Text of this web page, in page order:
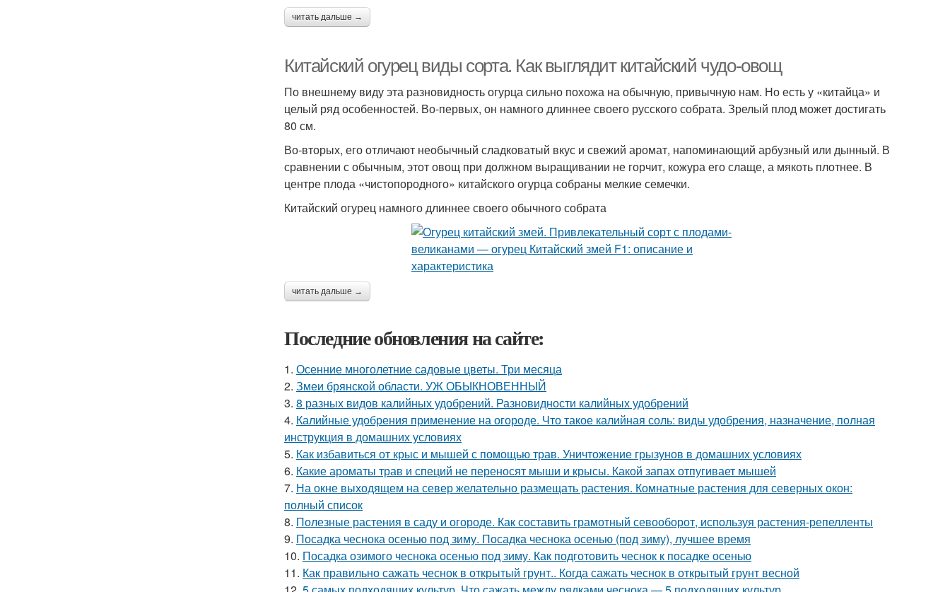
читать дальше →
Китайский огурец виды сорта. Как выглядит китайский чудо-овощ
По внешнему виду эта разновидность огурца сильно похожа на обычную, привычную нам. Но есть у «китайца» и
целый ряд особенностей. Во-первых, он намного длиннее своего русского собрата. Зрелый плод может достигать
80 см.
Во-вторых, его отличают необычный сладковатый вкус и свежий аромат, напоминающий арбузный или дынный. В
сравнении с обычным, этот овощ при должном выращивании не горчит, кожура его слаще, а мякоть плотнее. В
центре плода «чистопородного» китайского огурца собраны мелкие семечки.
Китайский огурец намного длиннее своего обычного собрата
читать дальше →
Последние обновления на сайте:
1. Осенние многолетние садовые цветы. Три месяца
2. Змеи брянской области. УЖ ОБЫКНОВЕННЫЙ
3. 8 разных видов калийных удобрений. Разновидности калийных удобрений
4. Калийные удобрения применение на огороде. Что такое калийная соль: виды удобрения, назначение, полная
инструкция в домашних условиях
5. Как избавиться от крыс и мышей с помощью трав. Уничтожение грызунов в домашних условиях
6. Какие ароматы трав и специй не переносят мыши и крысы. Какой запах отпугивает мышей
7. На окне выходящем на север желательно размещать растения. Комнатные растения для северных окон:
полный список
8. Полезные растения в саду и огороде. Как составить грамотный севооборот, используя растения-репелленты
9. Посадка чеснока осенью под зиму. Посадка чеснока осенью (под зиму), лучшее время
10. Посадка озимого чеснока осенью под зиму. Как подготовить чеснок к посадке осенью
11. Как правильно сажать чеснок в открытый грунт.. Когда сажать чеснок в открытый грунт весной